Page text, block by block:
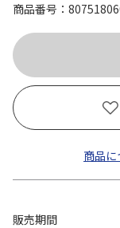
商品番号
商品
販売期間